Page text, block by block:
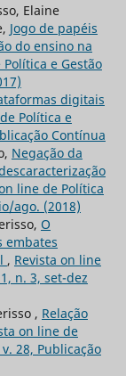
Elaine
Jogo de papéis
do ensino na
e Gestão
digitais
Política e
Contínua
Negação da
line de Política
ago. (2018)
O
embates
, Revista on line
n. 3, set-dez
, Relação
on line de
28, Publicação